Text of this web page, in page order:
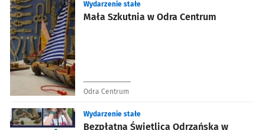
Mała Szkutnia w Odra Centrum
Wydarzenie stałe
Odra Centrum
Bezpłatna Świetlica Odrzańska w
Wydarzenie stałe